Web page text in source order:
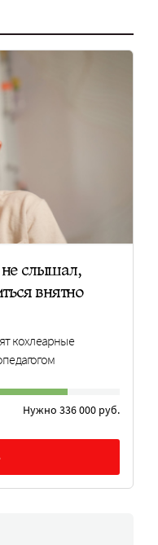
слышал,
внятно
кохлеарные
Нужно 336 000 руб.